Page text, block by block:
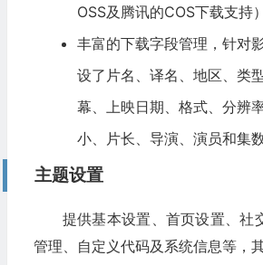
OSS及腾讯的COS下载支持
丰富的下载字段管理，针对
设了片名、译名、地区、类
幕、上映日期、格式、分辨
小、片长、导演、演员和集数
主题设置
提供基本设置、首页设置、社
管理、自定义代码及系统信息等，